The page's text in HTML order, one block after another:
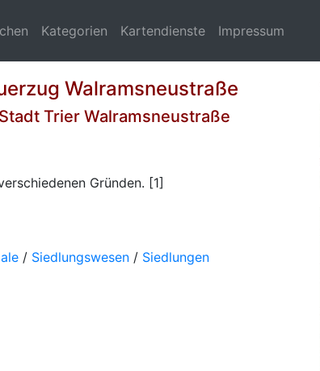
Kategorien Kartendienste Impressum
Walramsneustraße
Trier Walramsneustraße
Gründen. [1]
/ Siedlungswesen / Siedlungen